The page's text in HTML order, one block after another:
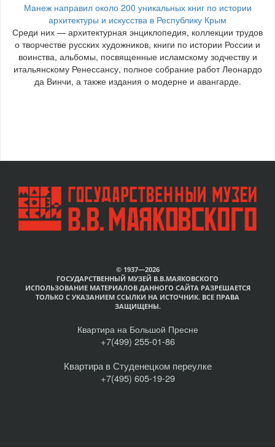
Манеж направил около 200 уникальных книг по истории
архитектуры и искусства в Республику Крым
Среди них — архитектурная энциклопедия, коллекции трудов
о творчестве русских художников, книги по истории России и
воинства, альбомы, посвященные исламскому зодчеству и
итальянскому Ренессансу, полное собрание работ Леонардо
да Винчи, а также издания о модерне и авангарде.
© 1937—2026
ГОСУДАРСТВЕННЫЙ МУЗЕЙ В.В.МАЯКОВСКОГО
ИСПОЛЬЗОВАНИЕ МАТЕРИАЛОВ ДАННОГО САЙТА РАЗРЕШАЕТСЯ
ТОЛЬКО С УКАЗАНИЕМ ССЫЛКИ НА ИСТОЧНИК. ВСЕ ПРАВА
ЗАЩИЩЕНЫ.
Квартира на Большой Пресне
+7(499) 255-01-86
Квартира в Студенецком переулке
+7(495) 605-19-29